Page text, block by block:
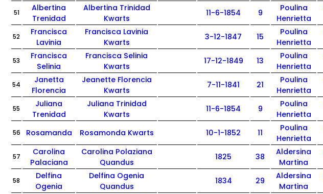
51
Albertina
Trenidad
Albertina Trinidad
Kwarts
11-6-1854 9
Poulina
Henrietta
52
Francisca
Lavinia
Francisca Lavinia
Kwarts
3-12-1847 15
Poulina
Henrietta
53
Francisca
Selinia
Francisca Selinia
Kwarts
17-12-1849 13
Poulina
Henrietta
54
Janetta
Florencia
Jeanette Florencia
Kwarts
7-11-1841 21
Poulina
Henrietta
55
Juliana
Trenidad
Juliana Trinidad
Kwarts
11-6-1854 9
Poulina
Henrietta
56 Rosamanda Rosamonda Kwarts 10-1-1852 11
Poulina
Henrietta
57
Carolina
Palaciana
Carolina Polaziana
Quandus
1825 38
Aldersina
Martina
58
Delfina
Ogenia
Delfina Ogenia
Quandus
1834 29
Aldersina
Martina